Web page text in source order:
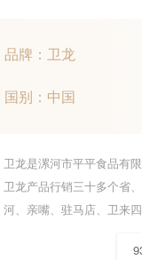
品牌：卫龙
国别：中国
卫龙是漯河市平平食品有
卫龙产品行销三十多个省
河、亲嘴、驻马店、卫来